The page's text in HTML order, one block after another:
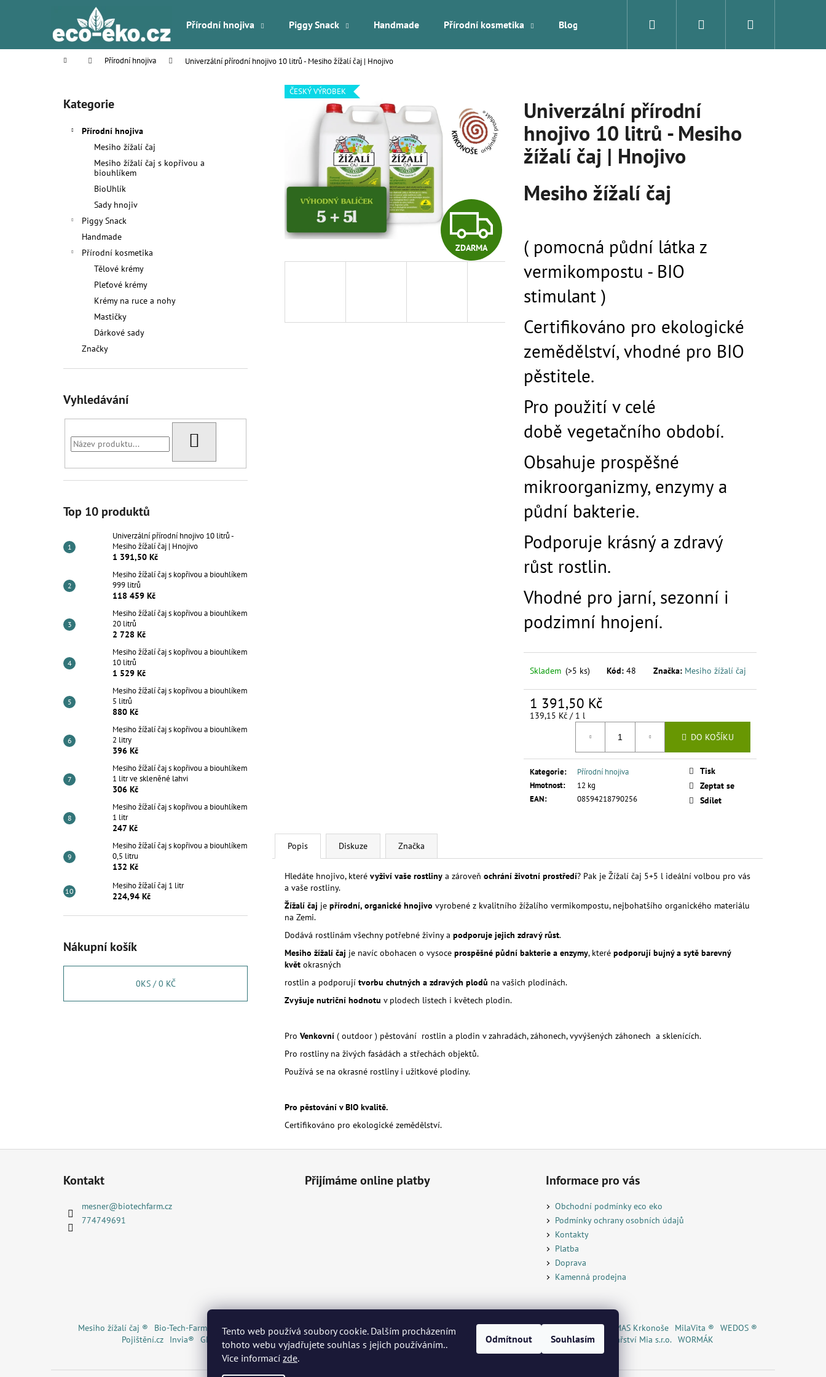
Tento web používá soubory cookie. Dalším procházením
tohoto webu vyjadřujete souhlas s jejich používáním..
Více informací zde.
Odmítnout Souhlasím
Přírodní hnojiva Piggy Snack Handmade Přírodní kosmetika Blog Přihlášení
Domů Přírodní hnojiva Univerzální přírodní hnojivo 10 litrů - Mesiho žížalí čaj | Hnojivo
Přeskočit
kategorie
Kategorie
Přírodní hnojiva
Mesiho žížalí čaj
Mesiho žížalí čaj s kopřivou a
biouhlíkem
BioUhlík
Sady hnojiv
Piggy Snack
Handmade
Přírodní kosmetika
Tělové krémy
Pleťové krémy
Krémy na ruce a nohy
Mastičky
Dárkové sady
Značky
Vyhledávání
Top 10 produktů
Univerzální přírodní hnojivo 10 litrů -
Mesiho žížalí čaj | Hnojivo
1 391,50 Kč
Mesiho žížalí čaj s kopřivou a biouhlíkem
999 litrů
118 459 Kč
Mesiho žížalí čaj s kopřivou a biouhlíkem
20 litrů
2 728 Kč
Mesiho žížalí čaj s kopřivou a biouhlíkem
10 litrů
1 529 Kč
Mesiho žížalí čaj s kopřivou a biouhlíkem
5 litrů
880 Kč
Mesiho žížalí čaj s kopřivou a biouhlíkem
2 litry
396 Kč
Mesiho žížalí čaj s kopřivou a biouhlíkem
1 litr ve skleněné lahvi
306 Kč
Mesiho žížalí čaj s kopřivou a biouhlíkem
1 litr
247 Kč
Mesiho žížalí čaj s kopřivou a biouhlíkem
0,5 litru
132 Kč
Mesiho žížalí čaj 1 litr
224,94 Kč
Nákupní košík
0KS /0 KČ
Univerzální přírodní
hnojivo 10 litrů - Mesiho
žížalí čaj | Hnojivo
Mesiho žížalí čaj
( pomocná půdní látka z
vermikompostu - BIO
stimulant )
Certifikováno pro ekologické
zemědělství, vhodné pro BIO
pěstitele.
Pro použití v celé
době vegetačního období.
Obsahuje prospěšné
mikroorganizmy, enzymy a
půdní bakterie.
Podporuje krásný a zdravý
růst rostlin.
Vhodné pro jarní, sezonní i
podzimní hnojení.
Skladem (>5 ks) Kód: 48 Značka: Mesiho žížalí čaj
1 391,50 Kč
Měrná
139,15 Kč / 1 l
DO KOŠÍKU
Kategorie:
Přírodní hnojiva
Hmotnost:
12 kg
EAN: 08594218790256
Tisk
Zeptat se
Sdílet
ČESKÝ VÝROBEK
Z
D
A
M
ZDARMA
Popis Diskuze Značka
Hledáte hnojivo, které vyživí vaše rostliny a zároveň ochrání životní prostředí? Pak je Žížalí čaj 5+5 l ideální volbou pro vás
a vaše rostliny.
Žížalí čaj je přírodní, organické hnojivo vyrobené z kvalitního žížalího vermikompostu, nejbohatšího organického materiálu
na Zemi.
Dodává rostlinám všechny potřebné živiny a podporuje jejich zdravý růst.
Mesiho žížalí čaj je navíc obohacen o vysoce prospěšné půdní bakterie a enzymy, které podporují bujný a sytě barevný
květ okrasných
rostlin a podporují tvorbu chutných a zdravých plodů na vašich plodinách.
Zvyšuje nutriční hodnotu v plodech listech i květech plodin.
Pro Venkovní ( outdoor ) pěstování rostlin a plodin v zahradách, záhonech, vyvýšených záhonech a sklenících.
Pro rostliny na živých fasádách a střechách objektů.
Používá se na okrasné rostliny i užitkové plodiny.
Pro pěstování v BIO kvalitě.
Certifikováno pro ekologické zemědělství.
í
Zpět
do
Zpět
do
Co potřebujete najít?
HLEDAT
Doporučujeme
UNIVERZÁLNÍ PŘÍRODNÍ HNOJIVO 10
LITRŮ - MESIHO ŽÍŽALÍ ČAJ | HNOJIVO
1 391,50 Kč
MESIHO ŽÍŽALÍ ČAJ S KOPŘIVOU A
BIOUHLÍKEM 20 LITRŮ
Kontakt
mesner@biotechfarm.cz
774749691
Přijímáme online platby Informace pro vás
Obchodní podmínky eco eko
Podmínky ochrany osobních údajů
Kontakty
Platba
Doprava
Kamenná prodejna
Mesiho žížalí čaj ® Bio-Tech-Farm s.r.o. ® Bio Uhlík ® Piggy Snack ® KRKONOŠE originální produkt® Živá Dřevěnka Žížalí čaj ® / Eshop MAS Krkonoše MilaVita ®
WEDOS ®
Pojištění.cz
Invia® GECKOeco® Ekonákup ® biOrganica® Econea ® Kurzy pro radost® Radost v písku Heureka ® A Květinářství Mia s.r.o. WORMÁK